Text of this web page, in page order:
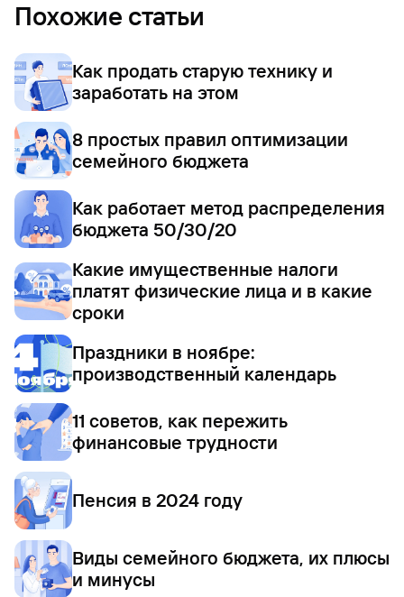
Похожие статьи
Как продать старую технику и
заработать на этом
8 простых правил оптимизации
семейного бюджета
Как работает метод распределения
бюджета 50/30/20
Какие имущественные налоги
платят физические лица и в какие
сроки
Праздники в ноябре:
производственный календарь
11 советов, как пережить
финансовые трудности
Пенсия в 2024 году
Виды семейного бюджета, их плюсы
и минусы